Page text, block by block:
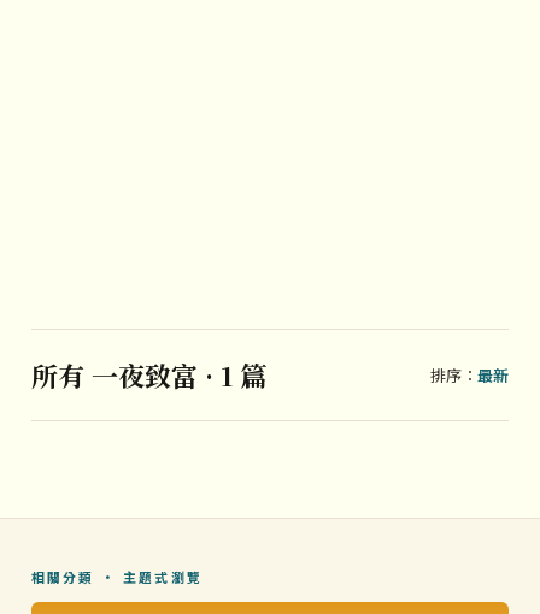
所有 一夜致富 · 1 篇 排序：最新
相關分類 · 主題式瀏覽